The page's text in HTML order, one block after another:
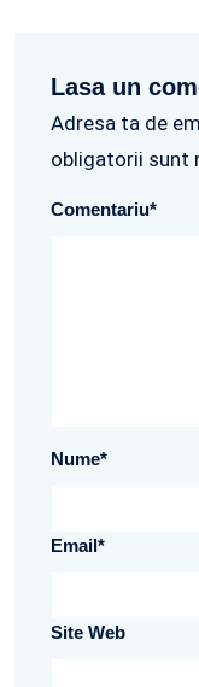
Lasa un
Adresa ta de
obligatorii sunt
Comentariu*
Nume*
Email*
Site Web